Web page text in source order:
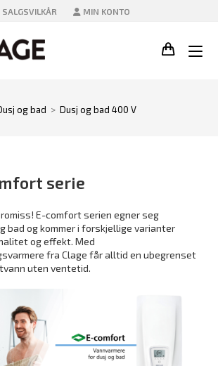
SALGSVILKÅR MIN KONTO
og bad > Dusj og bad 400 V
serie
E-comfort serien egner seg
bad og kommer i forskjellige varianter
og effekt. Med
fra Clage får alltid en ubegrenset
uten ventetid.